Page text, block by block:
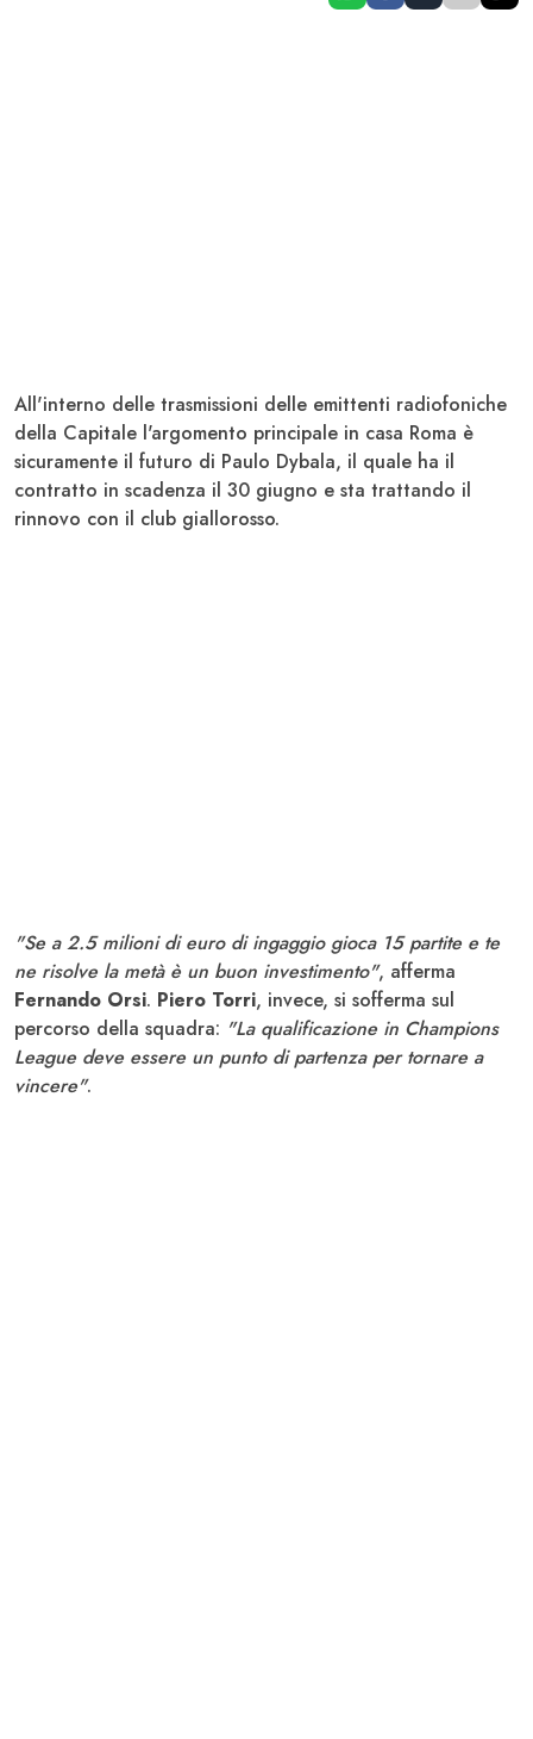
All'interno delle trasmissioni delle emittenti radiofoniche
della Capitale l'argomento principale in casa Roma è
sicuramente il futuro di Paulo Dybala, il quale ha il
contratto in scadenza il 30 giugno e sta trattando il
rinnovo con il club giallorosso.
"Se a 2.5 milioni di euro di ingaggio gioca 15 partite e te
ne risolve la metà è un buon investimento", afferma
Fernando Orsi. Piero Torri, invece, si sofferma sul
percorso della squadra: "La qualificazione in Champions
League deve essere un punto di partenza per tornare a
vincere".